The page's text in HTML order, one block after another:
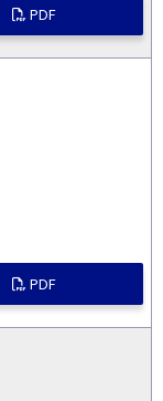
PDF
PDF